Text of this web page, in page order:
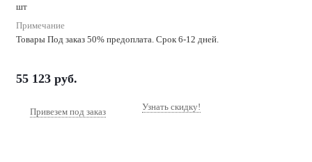
шт
Примечание
Товары Под заказ 50% предоплата. Срок 6-12 дней.
55 123 руб.
Привезем под заказ Узнать скидку!